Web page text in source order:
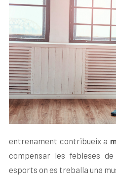
entrenament contribueix a
compensar les febleses
esports on es treballa una